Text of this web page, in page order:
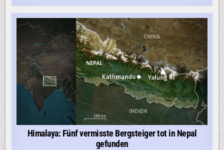
Himalaya: Fünf vermisste Bergsteiger tot in Nepal
gefunden